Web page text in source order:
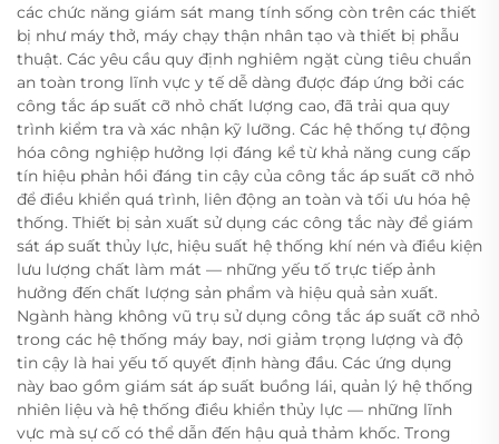
các chức năng giám sát mang tính sống còn trên các thiết
bị như máy thở, máy chạy thận nhân tạo và thiết bị phẫu
thuật. Các yêu cầu quy định nghiêm ngặt cùng tiêu chuẩn
an toàn trong lĩnh vực y tế dễ dàng được đáp ứng bởi các
công tắc áp suất cỡ nhỏ chất lượng cao, đã trải qua quy
trình kiểm tra và xác nhận kỹ lưỡng. Các hệ thống tự động
hóa công nghiệp hưởng lợi đáng kể từ khả năng cung cấp
tín hiệu phản hồi đáng tin cậy của công tắc áp suất cỡ nhỏ
để điều khiển quá trình, liên động an toàn và tối ưu hóa hệ
thống. Thiết bị sản xuất sử dụng các công tắc này để giám
sát áp suất thủy lực, hiệu suất hệ thống khí nén và điều kiện
lưu lượng chất làm mát — những yếu tố trực tiếp ảnh
hưởng đến chất lượng sản phẩm và hiệu quả sản xuất.
Ngành hàng không vũ trụ sử dụng công tắc áp suất cỡ nhỏ
trong các hệ thống máy bay, nơi giảm trọng lượng và độ
tin cậy là hai yếu tố quyết định hàng đầu. Các ứng dụng
này bao gồm giám sát áp suất buồng lái, quản lý hệ thống
nhiên liệu và hệ thống điều khiển thủy lực — những lĩnh
vực mà sự cố có thể dẫn đến hậu quả thảm khốc. Trong